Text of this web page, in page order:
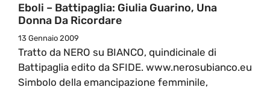
Eboli – Battipaglia: Giulia Guarino, Una
Donna Da Ricordare
13 Gennaio 2009
Tratto da NERO su BIANCO, quindicinale di
Battipaglia edito da SFIDE. www.nerosubianco.eu
Simbolo della emancipazione femminile,